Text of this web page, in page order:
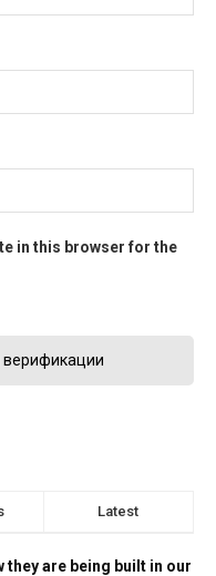
in this browser for the
верификации
Latest
they are being built in our